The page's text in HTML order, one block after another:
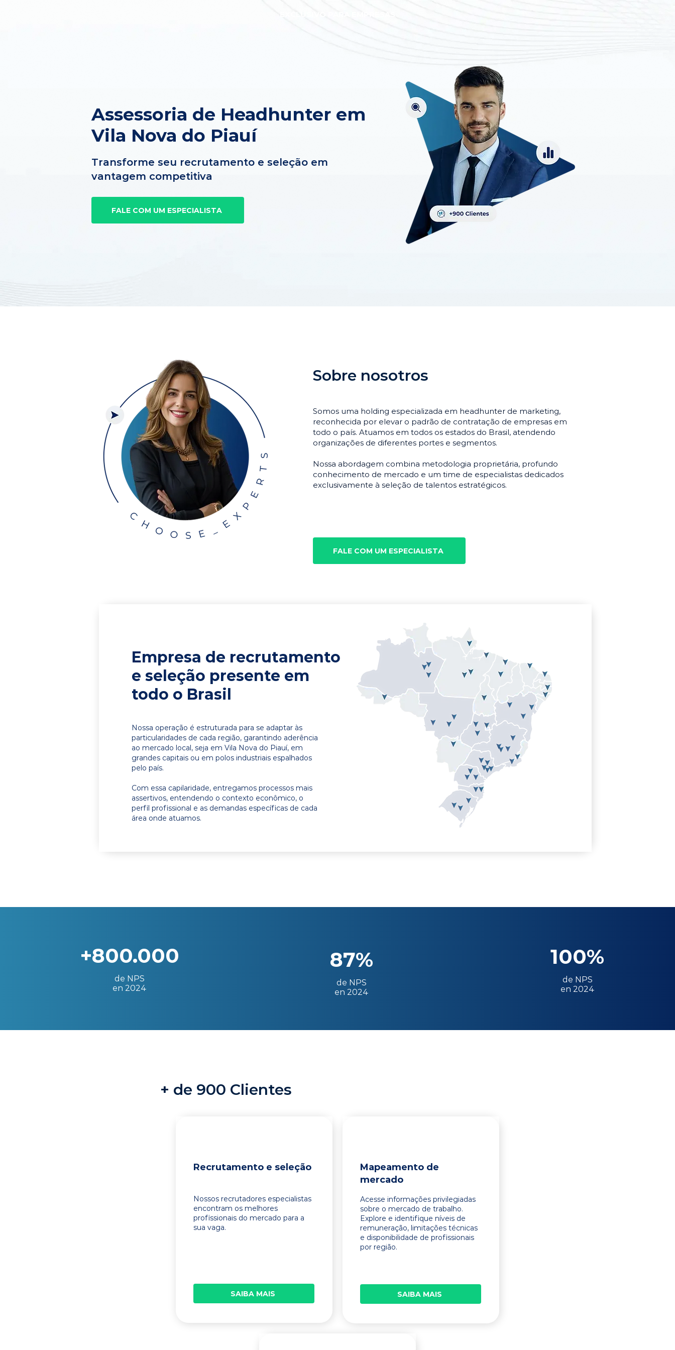
Assessoria de Headhunter em
Vila Nova do Piauí
Transforme seu recrutamento e seleção em
vantagem competitiva
FALE COM UM ESPECIALISTA
Sobre nosotros
Somos uma holding especializada em headhunter de marketing,
reconhecida por elevar o padrão de contratação de empresas em
todo o país. Atuamos em todos os estados do Brasil, atendendo
organizações de diferentes portes e segmentos.
Nossa abordagem combina metodologia proprietária, profundo
conhecimento de mercado e um time de especialistas dedicados
exclusivamente à seleção de talentos estratégicos.
FALE COM UM ESPECIALISTA
Empresa de recrutamento
e seleção presente em
todo o Brasil
Nossa operação é estruturada para se adaptar às
particularidades de cada região, garantindo aderência
ao mercado local, seja em Vila Nova do Piauí, em
grandes capitais ou em polos industriais espalhados
pelo país.
Com essa capilaridade, entregamos processos mais
assertivos, entendendo o contexto econômico, o
perfil profissional e as demandas específicas de cada
área onde atuamos.
+800.000
de NPS
en 2024
87%
de NPS
en 2024
100%
de NPS
en 2024
+ de 900 Clientes
Recrutamento e seleção
Nossos recrutadores especialistas
encontram os melhores
profissionais do mercado para a
sua vaga.
SAIBA MAIS
Mapeamento de
mercado
Acesse informações privilegiadas
sobre o mercado de trabalho.
Explore e identifique níveis de
remuneração, limitações técnicas
e disponibilidade de profissionais
por região.
SAIBA MAIS